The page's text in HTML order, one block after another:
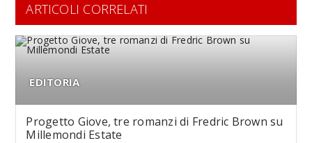
ARTICOLI CORRELATI
EDITORIA
Progetto Giove, tre romanzi di Fredric Brown su
Millemondi Estate